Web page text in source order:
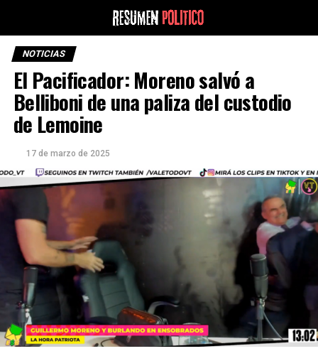
NOTICIAS
El Pacificador: Moreno salvó a
Belliboni de una paliza del custodio
de Lemoine
17 de marzo de 2025